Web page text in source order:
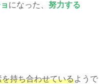
になった、努力する
持ち合わせているようで